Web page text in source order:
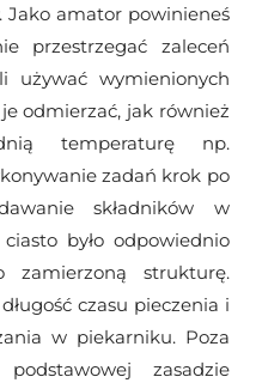
Jako amator powinieneś
przestrzegać zaleceń
używać wymienionych
odmierzać, jak również
temperaturę np.
zadań krok po
składników w
było odpowiednio
zamierzoną strukturę.
czasu pieczenia i
w piekarniku. Poza
zasadzie